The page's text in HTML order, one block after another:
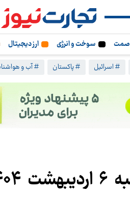
صمت سوخت و انرژی ارز دیجیتال
# اسرائیل # پاکستان # آب و